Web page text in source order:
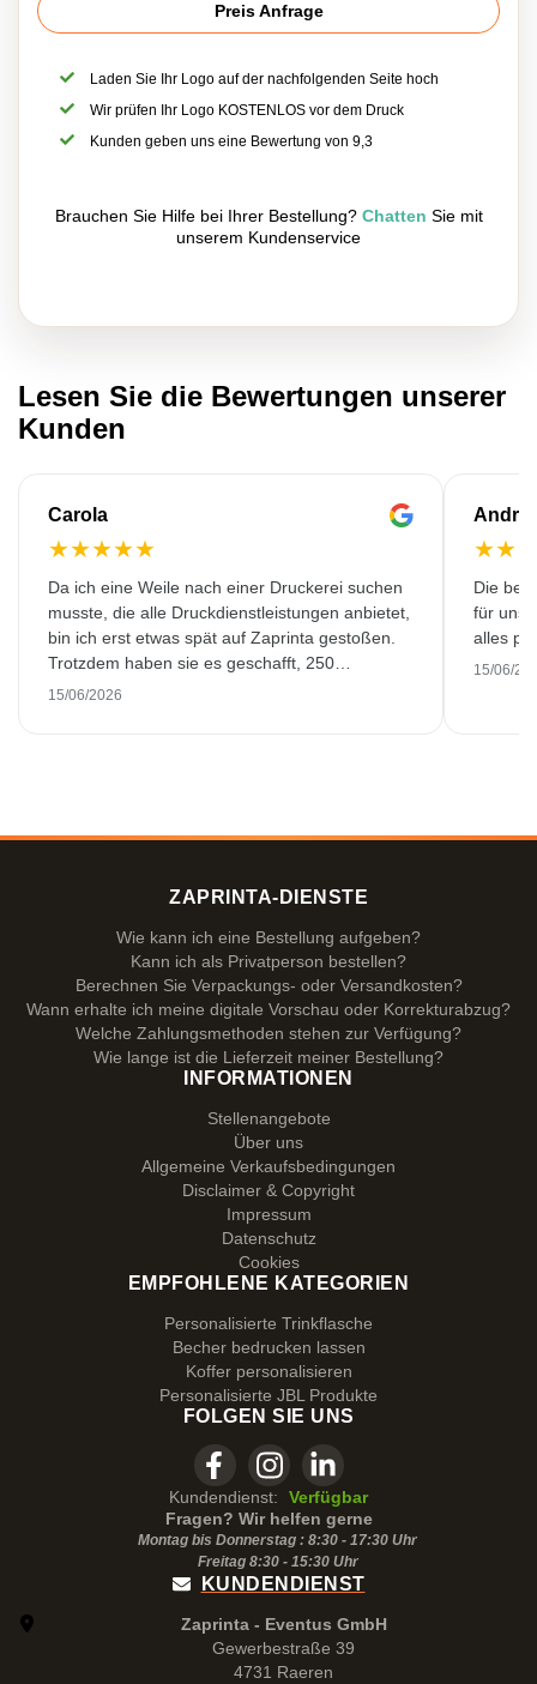
Preis Anfrage
Laden Sie Ihr Logo auf der nachfolgenden Seite hoch
Wir prüfen Ihr Logo KOSTENLOS vor dem Druck
Kunden geben uns eine Bewertung von 9,3
Brauchen Sie Hilfe bei Ihrer Bestellung? Chatten Sie mit
unserem Kundenservice
Lesen Sie die Bewertungen unserer
Kunden
Carola
★★★★★
Da ich eine Weile nach einer Druckerei suchen
musste, die alle Druckdienstleistungen anbietet,
bin ich erst etwas spät auf Zaprinta gestoßen.
Trotzdem haben sie es geschafft, 250
wunderschön bedruckte Emaillebecher
15/06/2026
★★
Die
für
alles
15/06/
ZAPRINTA-DIENSTE
Wie kann ich eine Bestellung aufgeben?
Kann ich als Privatperson bestellen?
Berechnen Sie Verpackungs- oder Versandkosten?
Wann erhalte ich meine digitale Vorschau oder Korrekturabzug?
Welche Zahlungsmethoden stehen zur Verfügung?
Wie lange ist die Lieferzeit meiner Bestellung?
INFORMATIONEN
Stellenangebote
Über uns
Allgemeine Verkaufsbedingungen
Disclaimer & Copyright
Impressum
Datenschutz
Cookies
EMPFOHLENE KATEGORIEN
Personalisierte Trinkflasche
Becher bedrucken lassen
Koffer personalisieren
Personalisierte JBL Produkte
FOLGEN SIE UNS
Kundendienst:
Verfügbar
Fragen? Wir helfen gerne
Montag bis Donnerstag : 8:30 - 17:30 Uhr
Freitag 8:30 - 15:30Uhr
KUNDENDIENST
Zaprinta - Eventus GmbH
Gewerbestraße 39
4731 Raeren